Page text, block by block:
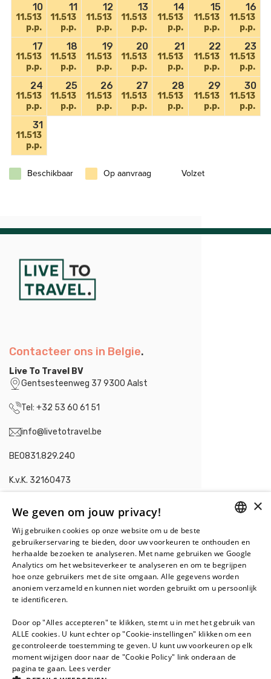
10
11.513
p.p.
11
11.513
p.p.
12
11.513
p.p.
13
11.513
p.p.
14
11.513
p.p.
15
11.513
p.p.
16
11.513
p.p.
17
11.513
p.p.
18
11.513
p.p.
19
11.513
p.p.
20
11.513
p.p.
21
11.513
p.p.
22
11.513
p.p.
23
11.513
p.p.
24
11.513
p.p.
25
11.513
p.p.
26
11.513
p.p.
27
11.513
p.p.
28
11.513
p.p.
29
11.513
p.p.
30
11.513
p.p.
31
11.513
p.p.
Beschikbaar Op aanvraag Volzet
Contacteer ons in Belgie.
Live To Travel BV
Gentsesteenweg 37 9300 Aalst
Tel: +32 53 60 61 51
info@livetotravel.be
BE0831.829.240
K.v.K. 32160473
Contacteer ons in
Nederland.
Live To Travel BV
Juan Grisstraat 120-122
1328 SV Almere
+31 36 5488 277
info@livetotravel.nl
DUTCH
FRENCH
×
We geven om jouw privacy!
Wij gebruiken cookies op onze website om u de beste
gebruikerservaring te bieden, door uw voorkeuren te onthouden en
herhaalde bezoeken te analyseren. Met name gebruiken we Google
Analytics om het websiteverkeer te analyseren en om te begrijpen
hoe onze gebruikers met de site omgaan. Alle gegevens worden
anoniem verzameld en kunnen niet worden gebruikt om u persoonlijk
te identificeren.
Door op "Alles accepteren" te klikken, stemt u in met het gebruik van
ALLE cookies. U kunt echter op "Cookie-instellingen" klikken om een
gecontroleerde toestemming te geven. U kunt uw voorkeuren op elk
moment wijzigen door naar de "Cookie Policy" link onderaan de
pagina te gaan. Lees verder